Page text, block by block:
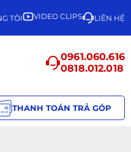
TÔI VIDEO CLIPS LIÊN HỆ
0961.060.616
0818.012.018
THANH TOÁN TRẢ GÓP